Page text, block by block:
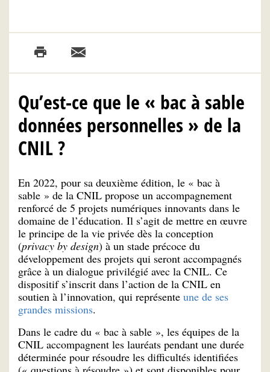
Qu’est-ce que le « bac à sable
données personnelles » de la
CNIL ?
En 2022, pour sa deuxième édition, le « bac à
sable » de la CNIL propose un accompagnement
renforcé de 5 projets numériques innovants dans le
domaine de l’éducation. Il s’agit de mettre en œuvre
le principe de la vie privée dès la conception
(privacy by design) à un stade précoce du
développement des projets qui seront accompagnés
grâce à un dialogue privilégié avec la CNIL. Ce
dispositif s’inscrit dans l’action de la CNIL en
soutien à l’innovation, qui représente une de ses
grandes missions.
Dans le cadre du « bac à sable », les équipes de la
CNIL accompagnent les lauréats pendant une durée
déterminée pour résoudre les difficultés identifiées